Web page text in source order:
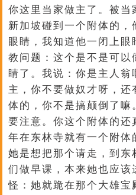
你这里当家做主了。被当
新加坡碰到一个附体的，
眼睛，我知道他一闭上
教问题：这个是不是可以
睛了。我说：你是主人翁
主，你不要做奴才呀，
体的，你不是搞颠倒了
要注意。你这个附体的
年在东林寺就有一个附体
她是想把那个请走，到
们做早课，本来她也应
怪：她就跪在那个大雄宝